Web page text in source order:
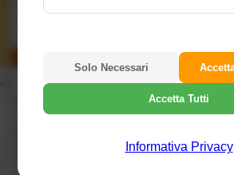
Solo Necessari
Accetta Tutti
Informativa Privacy